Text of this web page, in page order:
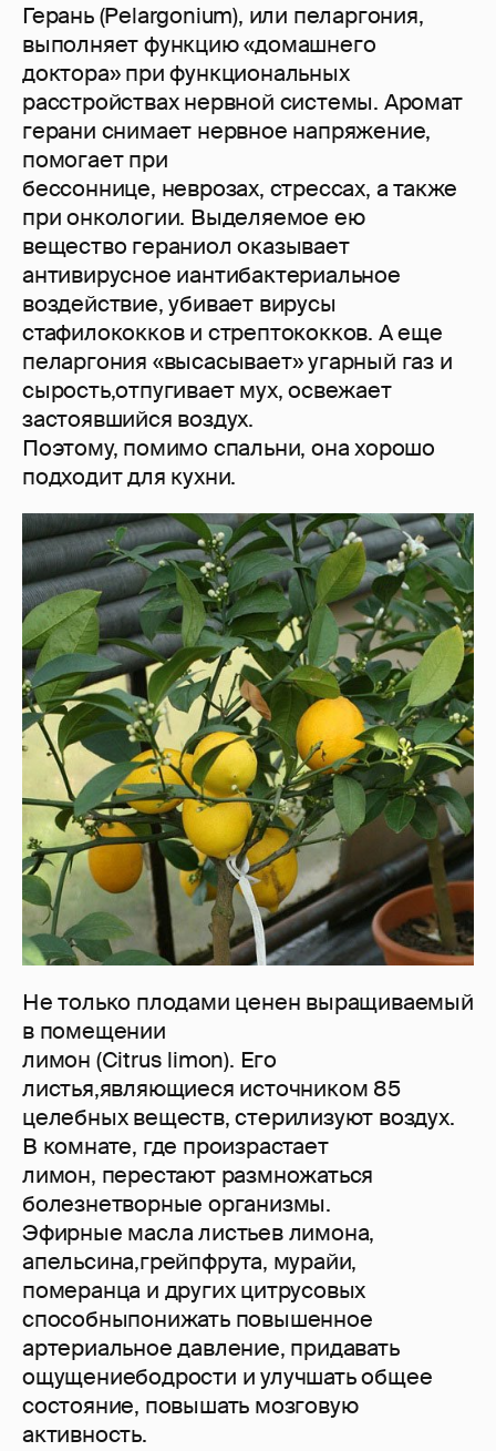
Герань (Pelargonium), или пеларгония,
выполняет функцию «домашнего
доктора» при функциональных
расстройствах нервной системы. Аромат
герани снимает нервное напряжение,
помогает при
бессоннице, неврозах, стрессах, а также
при онкологии. Выделяемое ею
вещество гераниол оказывает
антивирусное иантибактериальное
воздействие, убивает вирусы
стафилококков и стрептококков. А еще
пеларгония «высасывает» угарный газ и
сырость,отпугивает мух, освежает
застоявшийся воздух.
Поэтому, помимо спальни, она хорошо
подходит для кухни.
Не только плодами ценен выращиваемый
в помещении
лимон (Citrus limon). Его
листья,являющиеся источником 85
целебных веществ, стерилизуют воздух.
В комнате, где произрастает
лимон, перестают размножаться
болезнетворные организмы.
Эфирные масла листьев лимона,
апельсина,грейпфрута, мурайи,
померанца и других цитрусовых
способныпонижать повышенное
артериальное давление, придавать
ощущениебодрости и улучшать общее
состояние, повышать мозговую
активность.